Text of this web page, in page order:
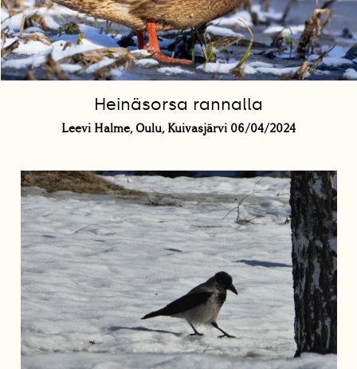
Heinäsorsa rannalla
Leevi Halme, Oulu, Kuivasjärvi 06/04/2024